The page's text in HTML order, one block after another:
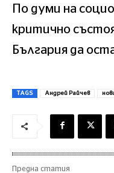
По думи на
критично
България да
TAGS Андрей Райчев
Предна статия